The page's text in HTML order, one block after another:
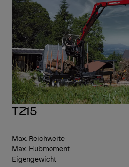
TZ15
Max. Reichweite
Max. Hubmoment
Eigengewicht